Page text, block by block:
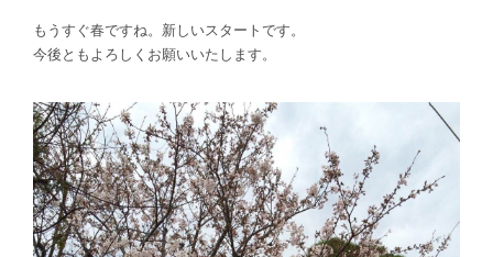
もうすぐ春ですね。新しいスタートです。
今後ともよろしくお願いいたします。